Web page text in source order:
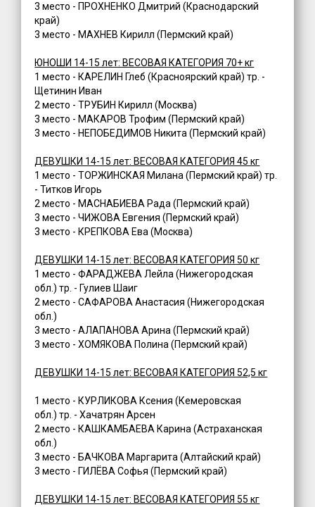
3 место - ПРОХНЕНКО Дмитрий (Краснодарский
край)
3 место - МАХНЕВ Кирилл (Пермский край)
ЮНОШИ 14-15 лет: ВЕСОВАЯ КАТЕГОРИЯ 70+ кг
1 место - КАРЕЛИН Глеб (Красноярский край) тр. -
Щетинин Иван
2 место - ТРУБИН Кирилл (Москва)
3 место - МАКАРОВ Трофим (Пермский край)
3 место - НЕПОБЕДИМОВ Никита (Пермский край)
ДЕВУШКИ 14-15 лет: ВЕСОВАЯ КАТЕГОРИЯ 45 кг
1 место - ТОРЖИНСКАЯ Милана (Пермский край) тр.
- Титков Игорь
2 место - МАСНАБИЕВА Рада (Пермский край)
3 место - ЧИЖОВА Евгения (Пермский край)
3 место - КРЕПКОВА Ева (Москва)
ДЕВУШКИ 14-15 лет: ВЕСОВАЯ КАТЕГОРИЯ 50 кг
1 место - ФАРАДЖЕВА Лейла (Нижегородская
обл.) тр. - Гулиев Шаиг
2 место - САФАРОВА Анастасия (Нижегородская
обл.)
3 место - АЛАПАНОВА Арина (Пермский край)
3 место - ХОМЯКОВА Полина (Пермский край)
ДЕВУШКИ 14-15 лет: ВЕСОВАЯ КАТЕГОРИЯ 52,5 кг
1 место - КУРЛИКОВА Ксения (Кемеровская
обл.) тр. - Хачатрян Арсен
2 место - КАШКАМБАЕВА Карина (Астраханская
обл.)
3 место - БАЧКОВА Маргарита (Алтайский край)
3 место - ГИЛЁВА Софья (Пермский край)
ДЕВУШКИ 14-15 лет: ВЕСОВАЯ КАТЕГОРИЯ 55 кг